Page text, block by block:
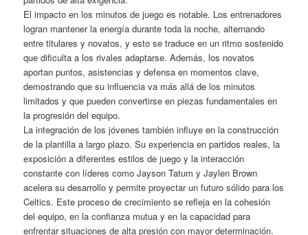
El impacto en los minutos de juego es notable. Los entrenadores
logran mantener la energía durante toda la noche, alternando
entre titulares y novatos, y esto se traduce en un ritmo sostenido
que dificulta a los rivales adaptarse. Además, los novatos
aportan puntos, asistencias y defensa en momentos clave,
demostrando que su influencia va más allá de los minutos
limitados y que pueden convertirse en piezas fundamentales en
la progresión del equipo.
La integración de los jóvenes también influye en la construcción
de la plantilla a largo plazo. Su experiencia en partidos reales, la
exposición a diferentes estilos de juego y la interacción
constante con líderes como Jayson Tatum y Jaylen Brown
acelera su desarrollo y permite proyectar un futuro sólido para los
Celtics. Este proceso de crecimiento se refleja en la cohesión
del equipo, en la confianza mutua y en la capacidad para
enfrentar situaciones de alta presión con mayor determinación.